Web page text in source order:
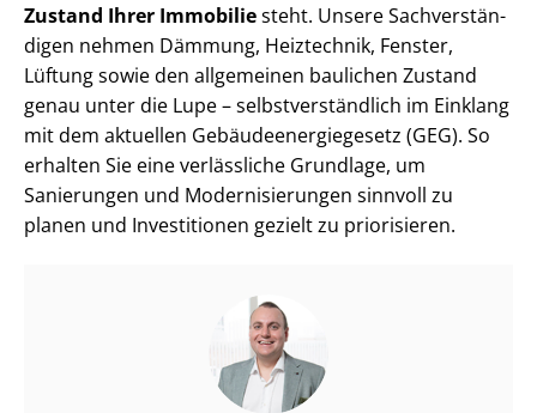
Zustand Ihrer Immobiliesteht. Unsere Sach­ver­stän­
di­gen nehmen Dämmung, Heiztechnik, Fenster,
Lüftung sowie den allgemeinen baulichen Zustand
genau unter die Lupe – selbst­ver­ständ­lich im Einklang
mit dem aktuellen Ge­bäu­de­en­er­gie­ge­setz (GEG). So
erhalten Sie eine verlässliche Grundlage, um
Sanierungen und Mo­der­ni­sie­run­gen sinnvoll zu
planen und Investitionen gezielt zu priorisieren.